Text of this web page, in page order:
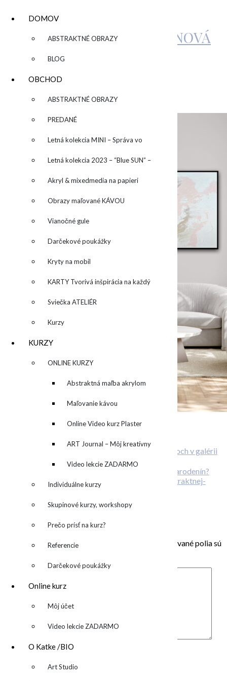
DOMOV
▼ ABSTRAKTNÉ OBRAZY
BLOG
OBCHOD
▼ ABSTRAKTNÉ OBRAZY
PREDANÉ
Letná kolekcia MINI – Správa vo
fľaši
Letná kolekcia 2023 – “Blue SUN” –
“Modré slnko”
Akryl & mixedmedia na papieri
Obrazy maľované KÁVOU
Vianočné gule
Darčekové poukážky
Kryty na mobil
KARTY Tvorivá inšpirácia na každý
deň
Sviečka ATELIÉR
Kurzy
KURZY
▼ ONLINE KURZY
▼ Abstraktná maľba akrylom
(Mixed Media)
Maľovanie kávou
Online Video kurz Plaster
ART
ART Journal – Môj kreatívny
denník
Video lekcie ZADARMO
Individuálne kurzy
Skupinové kurzy, workshopy
Prečo prísť na kurz?
Referencie
Darčekové poukážky
Online kurz
▼ Môj účet
Video lekcie ZADARMO
O Katke /BIO
▼ Art Studio
KATARÍNA SUJOVÁ KALMANOVÁ
IMG_3584
byadminLeave a Comment
Related Posts
O deťoch v galérii
Máte radi farby?
Plánujete svadbu? Alebo originálnu oslavu narodenín?
O abstraktnej aj neabstraktnej maľbe
Pridaj komentár
Vaša e-mailová adresa nebude zverejnená.
Vyžadované polia sú